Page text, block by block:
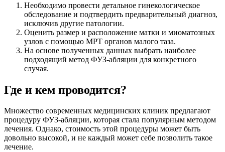
Необходимо провести детальное гинекологическое
обследование и подтвердить предварительный диагноз,
исключив другие патологии.
Оценить размер и расположение матки и миоматозных
узлов с помощью МРТ органов малого таза.
На основе полученных данных выбрать наиболее
подходящий метод ФУЗ-абляции для конкретного
случая.
Где и кем проводится?
Множество современных медицинских клиник предлагают
процедуру ФУЗ-абляции, которая стала популярным методом
лечения. Однако, стоимость этой процедуры может быть
довольно высокой, и не каждый может себе позволить такое
лечение.